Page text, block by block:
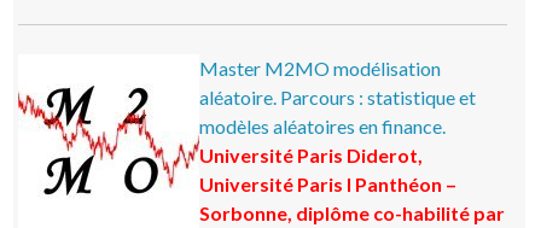
Master M2MO modélisation
aléatoire. Parcours : statistique et
modèles aléatoires en finance.
Université Paris Diderot,
Université Paris I Panthéon –
Sorbonne, diplôme co-habilité par